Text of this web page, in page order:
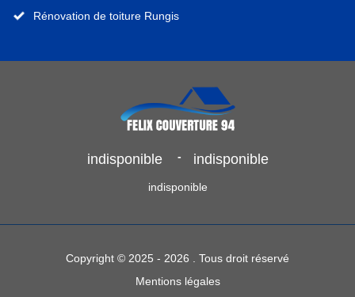
Rénovation de toiture Rungis
indisponible - indisponible
indisponible
Copyright © 2025 - 2026 . Tous droit réservé
Mentions légales